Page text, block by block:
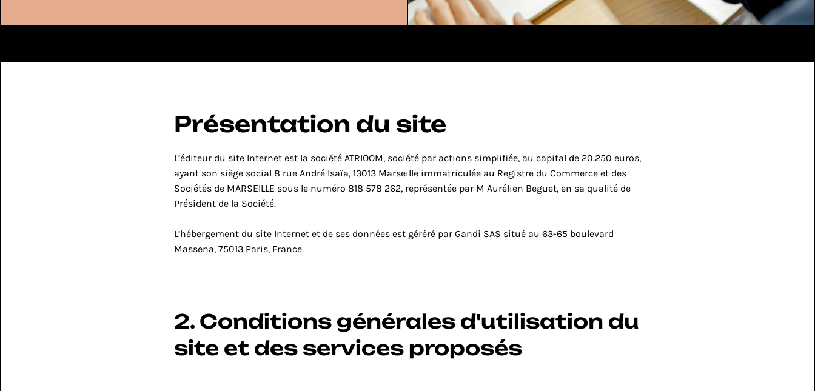
Présentation du site
L’éditeur du site Internet est la société ATRIOOM, société par actions simplifiée, au capital de 20.250 euros,
ayant son siège social 8 rue André Isaïa, 13013 Marseille immatriculée au Registre du Commerce et des
Sociétés de MARSEILLE sous le numéro 818 578 262, représentée par M Aurélien Beguet, en sa qualité de
Président de la Société.
L’hébergement du site Internet et de ses données est géréré par Gandi SAS situé au 63-65 boulevard
Massena, 75013 Paris, France.
2. Conditions générales d'utilisation du
site et des services proposés